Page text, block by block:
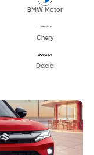
BMW Motor
Chery
Dacia